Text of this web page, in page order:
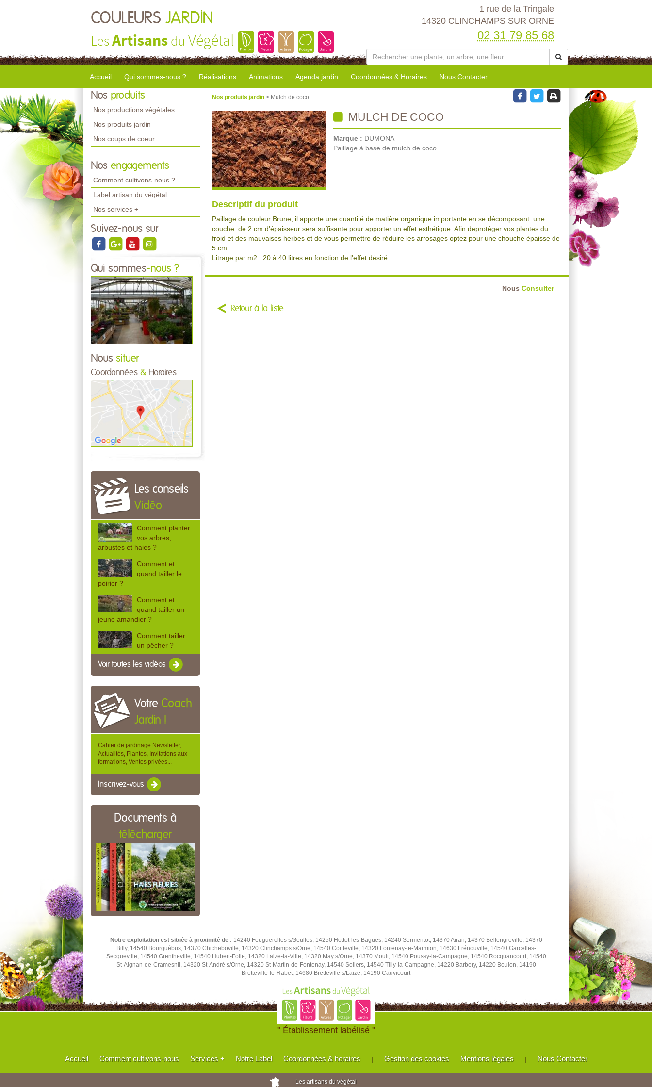
COULEURS JARDIN
LesArtisans du Végétal
1 rue de la Tringale
14320 CLINCHAMPS SUR ORNE
02 31 79 85 68
Accueil Qui sommes-nous ? Réalisations Animations Agenda jardin Coordonnées & Horaires Nous Contacter
Nos produits
Nos productions végétales
Nos produits jardin
Nos coups de coeur
Nos engagements
Comment cultivons-nous ?
Label artisan du végétal
Nos services +
Suivez-nous sur
Qui sommes-nous ?
Nous situer
Coordonnées & Horaires
Les conseils
Vidéo
Comment planter
vos arbres,
arbustes et haies ?
Comment et
quand tailler le
poirier ?
Comment et
quand tailler un
jeune amandier ?
Comment tailler
un pêcher ?
Voir toutes les vidéos
Votre Coach
Jardin !
Cahier de jardinage Newsletter,
Actualités, Plantes, Invitations aux
formations, Ventes privées...
Inscrivez-vous
Documents à
télécharger
Nos produits jardin > Mulch de coco
MULCH DE COCO
Marque : DUMONA
Paillage à base de mulch de coco
Descriptif du produit
Paillage de couleur Brune, il apporte une quantité de matière organique importante en se décomposant. une
couche de 2 cm d'épaisseur sera suffisante pour apporter un effet esthétique. Afin deprotéger vos plantes du
froid et des mauvaises herbes et de vous permettre de réduire les arrosages optez pour une chouche épaisse de
5 cm.
Litrage par m2 : 20 à 40 litres en fonction de l'effet désiré
Nous Consulter
Retour à la liste
Notre exploitation est située à proximité de : 14240 Feuguerolles s/Seulles, 14250 Hottot-les-Bagues, 14240 Sermentot, 14370 Airan, 14370 Bellengreville, 14370
Billy, 14540 Bourguébus, 14370 Chicheboville, 14320 Clinchamps s/Orne, 14540 Conteville, 14320 Fontenay-le-Marmion, 14630 Frénouville, 14540 Garcelles-
Secqueville, 14540 Grentheville, 14540 Hubert-Folie, 14320 Laize-la-Ville, 14320 May s/Orne, 14370 Moult, 14540 Poussy-la-Campagne, 14540 Rocquancourt, 14540
St-Aignan-de-Cramesnil, 14320 St-André s/Orne, 14320 St-Martin-de-Fontenay, 14540 Soliers, 14540 Tilly-la-Campagne, 14220 Barbery, 14220 Boulon, 14190
Bretteville-le-Rabet, 14680 Bretteville s/Laize, 14190 Cauvicourt
" Établissement labélisé "
Accueil Comment cultivons-nous Services + Notre Label Coordonnées & horaires Gestion des cookies Mentions légales Nous Contacter
Les artisans du végétal